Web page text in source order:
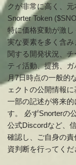
クが非常に高く、
Snorter Token
特に価格変動が激
実な要素を多く含
関する開発状況、
ティ活動、提携、
月7日時点の一般的
ェクトの公開情報
一部の記述が将来
す。 必ずSnorterの
公式Discordなど、
確認し、ご自身の
資判断を行ってくだ